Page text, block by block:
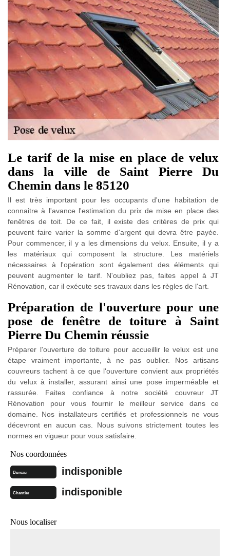
Le tarif de la mise en place de velux
dans la ville de Saint Pierre Du
Chemin dans le 85120
Il est très important pour les occupants d'une habitation de
connaitre à l'avance l'estimation du prix de mise en place des
fenêtres de toit. De ce fait, il existe des critères de prix qui
peuvent faire varier la somme d'argent qui devra être payée.
Pour commencer, il y a les dimensions du velux. Ensuite, il y a
les matériaux qui composent la structure. Les matériels
nécessaires à l'opération sont également des éléments qui
peuvent augmenter le tarif. N'oubliez pas, faites appel à JT
Rénovation, car il exécute ses travaux dans les règles de l'art.
Préparation de l'ouverture pour une
pose de fenêtre de toiture à Saint
Pierre Du Chemin réussie
Préparer l'ouverture de toiture pour accueillir le velux est une
étape vraiment importante, à ne pas oublier. Nos artisans
couvreurs tachent à ce que l'ouverture convient aux propriétés
du velux à installer, assurant ainsi une pose imperméable et
rassurée. Faites confiance à notre société couvreur JT
Rénovation pour vous fournir le meilleur service dans ce
domaine. Nos installateurs certifiés et professionnels ne vous
décevront en aucun cas. Nous suivons strictement toutes les
normes en vigueur pour vous satisfaire.
Nos coordonnées
Bureau indisponible
Chantier indisponible
Nous localiser